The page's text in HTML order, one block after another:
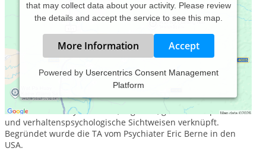
that may collect data about your activity. Please review
the details and accept the service to see this map.
More Information Accept
Powered by Usercentrics Consent Management
Platform
Transaktionsanalyse
ist eine integrative Psychotherapie, die
auf der Grundlage eines tiefenpsychologisch fundierten
Theoriemodells systemische, kognitive, gestalttherapeutische
und verhaltenspsychologische Sichtweisen verknüpft.
Begründet wurde die TA vom Psychiater Eric Berne in den
USA.